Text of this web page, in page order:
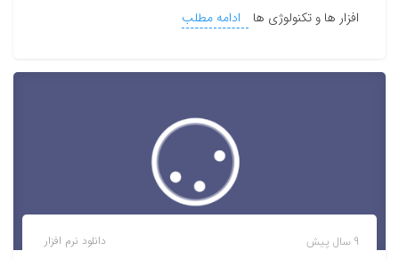
افزار ها و تکنولوژی ها
ادامه مطلب
دانلود نرم افزار 9 سال پیش